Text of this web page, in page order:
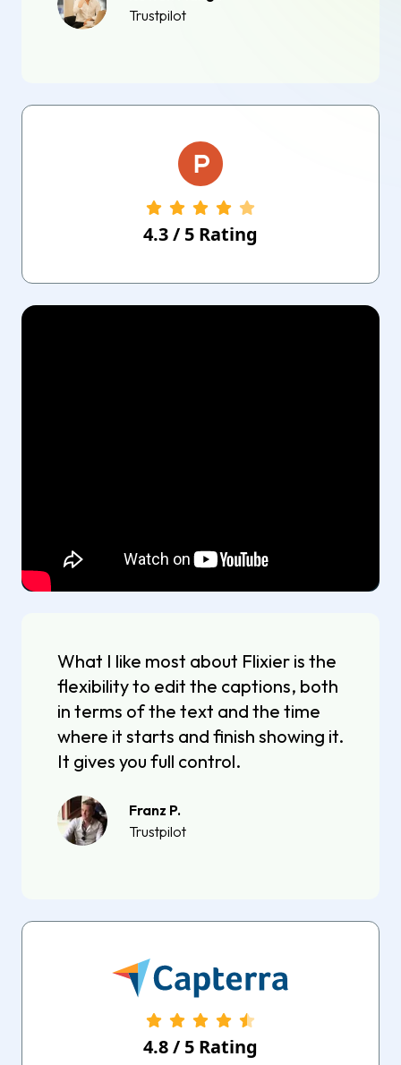
Trustpilot
4.3/ 5 Rating
What I like most about Flixier is the
flexibility to edit the captions, both
in terms of the text and the time
where it starts and finish showing it.
It gives you full control.
Franz P.
Trustpilot
4.8/ 5 Rating